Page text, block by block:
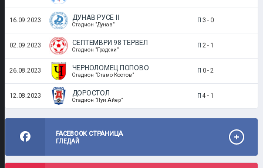
16.09.2023 ДУНАВ РУСЕ II
Стадион "Дунав"
П 3 - 0
02.09.2023 СЕПТЕМВРИ 98 ТЕРВЕЛ
Стадион "Градски"
П 2 - 1
26.08.2023 ЧЕРНОЛОМЕЦ ПОПОВО
Стадион "Стамо Костов"
П 0-2
12.08.2023 ДОРОСТОЛ
Стадион "Луи Айер"
П 4 - 1
FACEBOOK СТРАНИЦА
ГЛЕДАЙ